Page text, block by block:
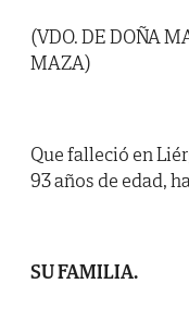
(VDO. DE DOÑA
MAZA)
Que falleció en
93 años de edad,
SU FAMILIA.